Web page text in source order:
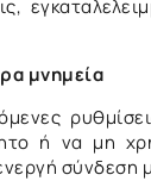
μνημεία
ή να μη
σύνδεση